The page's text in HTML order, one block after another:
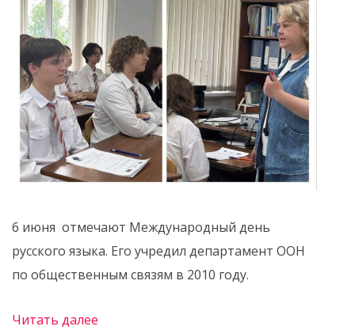
6 июня отмечают Международный день
русского языка. Его учредил департамент ООН
по общественным связям в 2010 году.
Читать далее